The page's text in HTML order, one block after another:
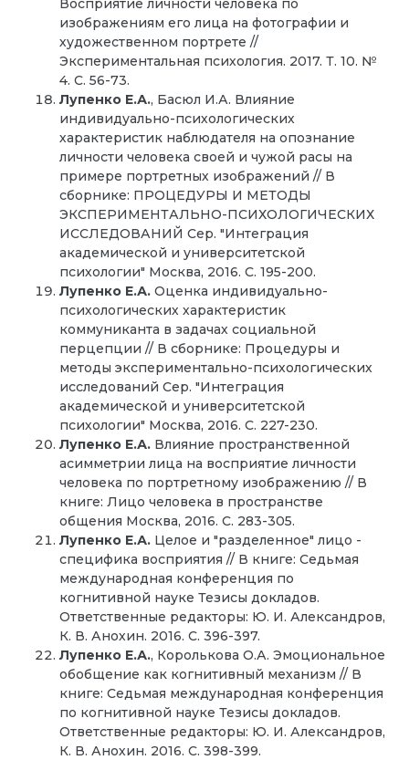
изображениям его лица на фотографии и
художественном портрете //
Экспериментальная психология. 2017. Т. 10. №
4. С. 56-73.
Лупенко Е.А., Басюл И.А. Влияние
индивидуально-психологических
характеристик наблюдателя на опознание
личности человека своей и чужой расы на
примере портретных изображений // В
сборнике: ПРОЦЕДУРЫ И МЕТОДЫ
ЭКСПЕРИМЕНТАЛЬНО-ПСИХОЛОГИЧЕСКИХ
ИССЛЕДОВАНИЙ Сер. "Интеграция
академической и университетской
психологии" Москва, 2016. С. 195-200.
Лупенко Е.А. Оценка индивидуально-
психологических характеристик
коммуниканта в задачах социальной
перцепции // В сборнике: Процедуры и
методы экспериментально-психологических
исследований Сер. "Интеграция
академической и университетской
психологии" Москва, 2016. С. 227-230.
Лупенко Е.А. Влияние пространственной
асимметрии лица на восприятие личности
человека по портретному изображению // В
книге: Лицо человека в пространстве
общения Москва, 2016. С. 283-305.
Лупенко Е.А. Целое и "разделенное" лицо -
специфика восприятия // В книге: Седьмая
международная конференция по
когнитивной науке Тезисы докладов.
Ответственные редакторы: Ю. И. Александров,
К. В. Анохин. 2016. С. 396-397.
Лупенко Е.А., Королькова О.А. Эмоциональное
обобщение как когнитивный механизм‌‌ // В
книге: Седьмая международная конференция
по когнитивной науке Тезисы докладов.
Ответственные редакторы: Ю. И. Александров,
К. В. Анохин. 2016. С. 398-399.